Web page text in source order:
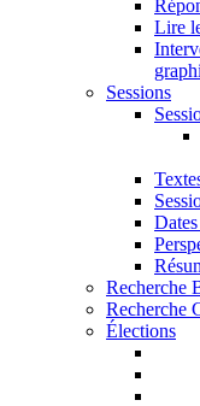
Lire
Sessions
Recherche
Recherche
Élections